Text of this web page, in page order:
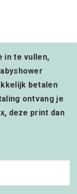
in te vullen,
betalen
ontvang je
deze print dan